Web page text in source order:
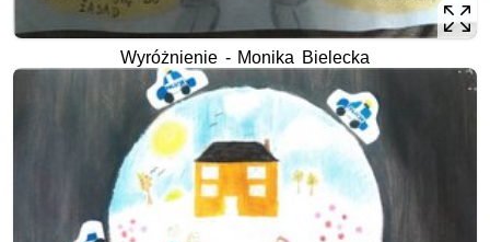
Wyróżnienie - Monika Bielecka